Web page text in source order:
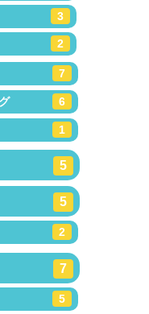
3
2
7
6
1
5
5
2
7
5